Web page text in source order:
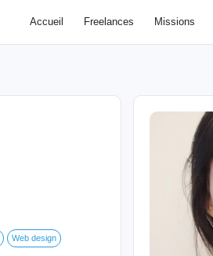
Accueil Freelances Missions
Web design